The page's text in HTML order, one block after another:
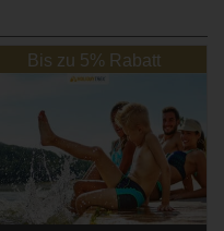
Bis zu 5% Rabatt